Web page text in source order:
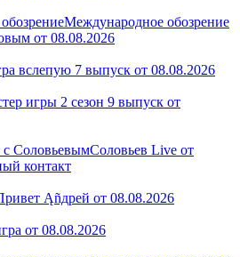
Международное обозрение
от 08.08.2026
вслепую 7 выпуск от 08.08.2026
игры 2 сезон 9 выпуск от
Соловьев Live от
контакт
Ąñдpей от 08.08.2026
от 08.08.2026